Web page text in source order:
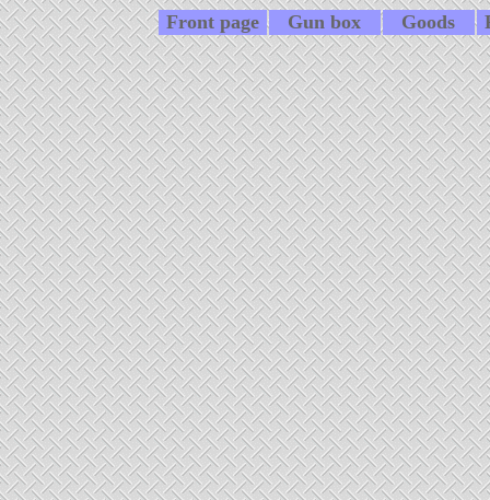
Front page Gun box Goods